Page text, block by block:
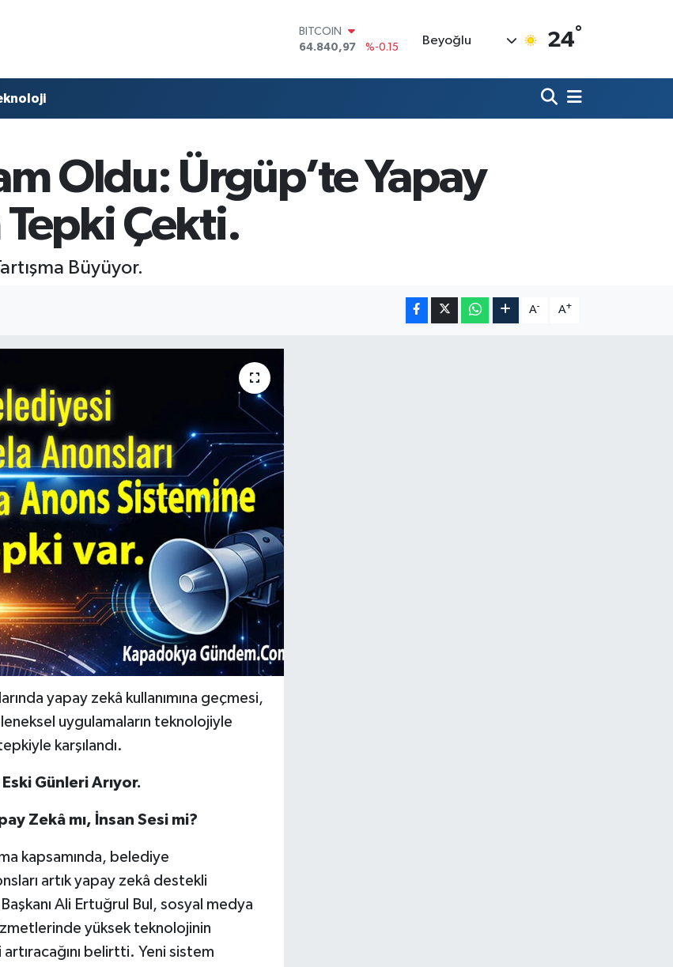
DOLAR
47,7436
%0.18
55,2510
%0.32
BİST100
13.779
%-14
BITCOIN
Beyoğlu 24°
Oldu: Ürgüp’te Yapay
Çekti.
Büyüyor.
A- A+
yapay zekâ kullanımına geçmesi,
uygulamaların teknolojiyle
karşılandı.
Günleri Arıyor.
Zekâ mı, İnsan Sesi mi?
kapsamında, belediye
artık yapay zekâ destekli
Ali Ertuğrul Bul, sosyal medya
yüksek teknolojinin
artıracağını belirtti. Yeni sistem